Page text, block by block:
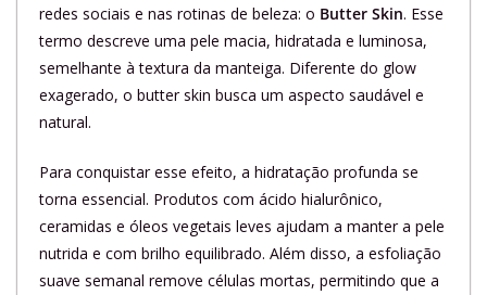
redes sociais e nas rotinas de beleza: o Butter Skin. Esse
termo descreve uma pele macia, hidratada e luminosa,
semelhante à textura da manteiga. Diferente do glow
exagerado, o butter skin busca um aspecto saudável e
natural.
Para conquistar esse efeito, a hidratação profunda se
torna essencial. Produtos com ácido hialurônico,
ceramidas e óleos vegetais leves ajudam a manter a pele
nutrida e com brilho equilibrado. Além disso, a esfoliação
suave semanal remove células mortas, permitindo que a